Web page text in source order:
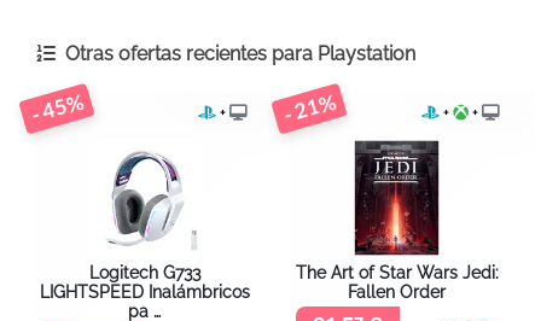
Otras ofertas recientes para Playstation
- 45% +
Logitech G733
LIGHTSPEED Inalámbricos
pa …
- 21% + +
The Art of Star Wars Jedi:
Fallen Order